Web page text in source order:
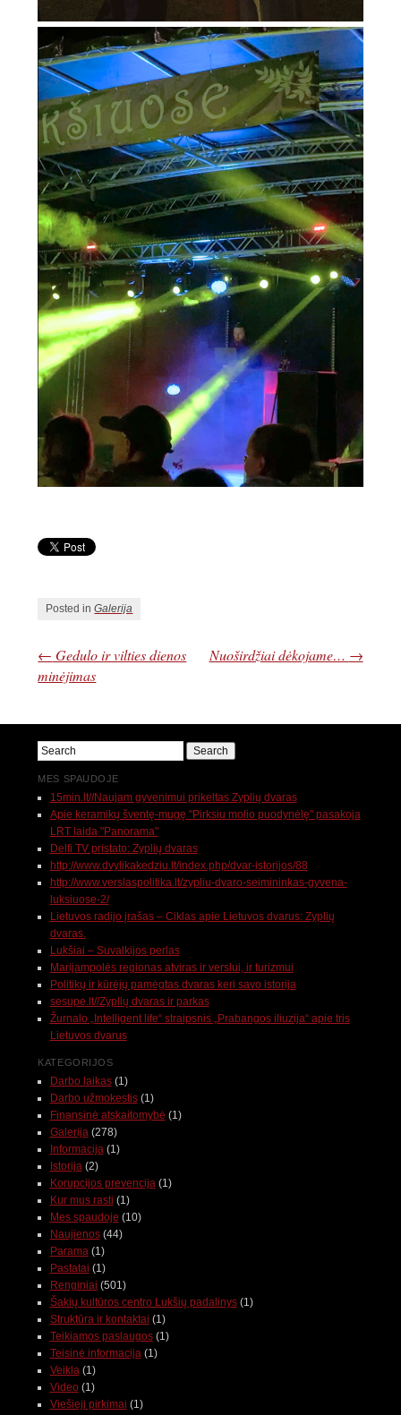
Posted inGalerija
← Gedulo ir vilties dienos
minėjimas
Nuoširdžiai dėkojame… →
MES SPAUDOJE
15min.lt//Naujam gyvenimui prikeltas Zyplių dvaras
Apie keramikų šventę-mugę "Pirksiu molio puodynėlę" pasakoja
LRT laida "Panorama"
Delfi TV pristato: Zyplių dvaras
http://www.dvylikakedziu.lt/index.php/dvar-istorijos/88
http://www.verslaspolitika.lt/zypliu-dvaro-seimininkas-gyvena-
luksiuose-2/
Lietuvos radijo įrašas – Ciklas apie Lietuvos dvarus: Zyplių
dvaras.
Lukšiai – Suvalkijos perlas
Marijampolės regionas atviras ir verslui, ir turizmui
Politikų ir kūrėjų pamėgtas dvaras keri savo istorija
sesupe.lt//Zyplių dvaras ir parkas
Žurnalo „Intelligent life“ straipsnis „Prabangos iliuzija“ apie tris
Lietuvos dvarus
KATEGORIJOS
Darbo laikas(1)
Darbo užmokestis(1)
Finansinė atskaitomybė (1)
Galerija(278)
Informacija(1)
Istorija(2)
Korupcijos prevencija(1)
Kur mus rasti (1)
Mes spaudoje (10)
Naujienos(44)
Parama(1)
Pastatai (1)
Renginiai (501)
Šakių kultūros centro Lukšių padalinys(1)
Struktūra ir kontaktai (1)
Teikiamos paslaugos(1)
Teisinė informacija(1)
Veikla(1)
Video (1)
Viešieji pirkimai (1)